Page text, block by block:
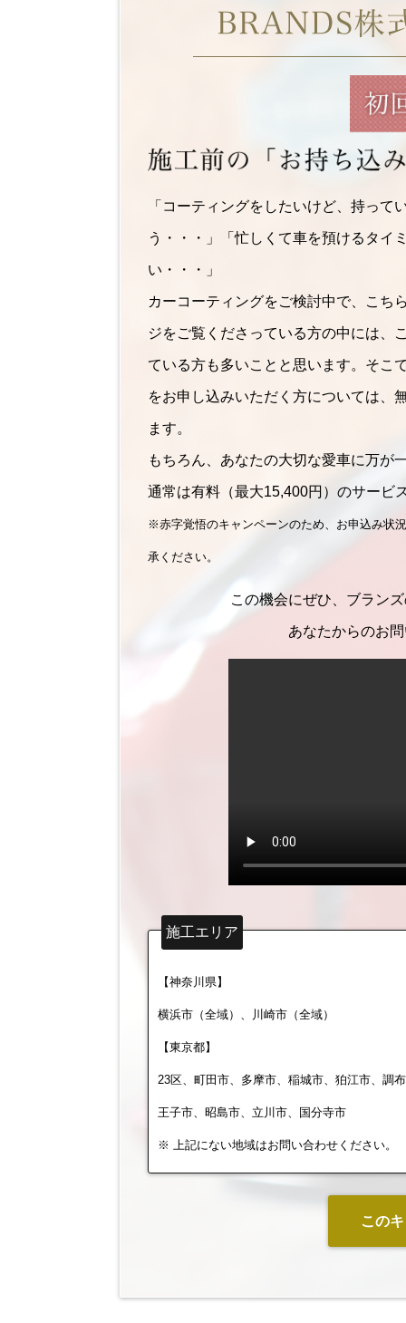
「コーティングをしたいけど、持って
う・・・」「忙しくて車を預けるタイ
い・・・」
カーコーティングをご検討中で、こち
ジをご覧くださっている方の中には、
ている方も多いことと思います。そこ
をお申し込みいただく方については、
ます。
もちろん、あなたの大切な愛車に万が
通常は有料（最大15,400円）のサービ
※赤字覚悟のキャンペーンのため、お申込み状
承ください。
この機会にぜひ、ブラン
あなたからのお
施工エリア
【神奈川県】
横浜市（全域）、川崎市（全域）
【東京都】
23区、町田市、多摩市、稲城市、狛江市、調
王子市、昭島市、立川市、国分寺市
※ 上記にない地域はお問い合わせください。
この